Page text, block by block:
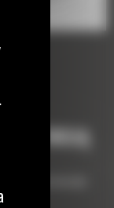
TWOJĄ
maszyny